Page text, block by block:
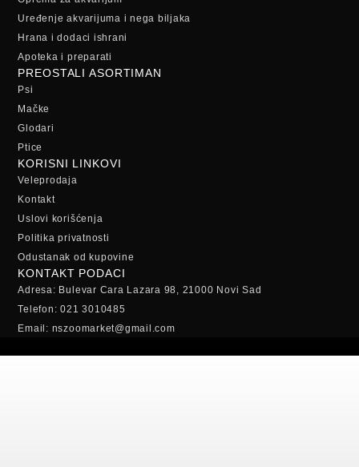
Uređenje akvarijuma i nega biljaka
Hrana i dodaci ishrani
Apoteka i preparati
PREOSTALI ASORTIMAN
Psi
Mačke
Glodari
Ptice
KORISNI LINKOVI
Veleprodaja
Kontakt
Uslovi korišćenja
Politika privatnosti
Odustanak od kupovine
KONTAKT PODACI
Adresa: Bulevar Cara Lazara 98, 21000 Novi Sad
Telefon: 021 3010485
Email: nszoomarket@gmail.com